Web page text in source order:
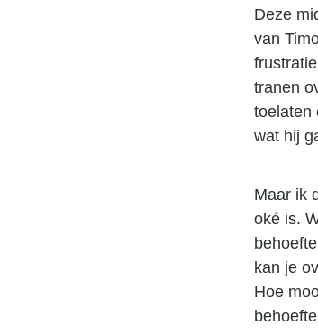
Deze
van
tranen
toelaten
wat hij
Maar ik
oké is.
kan je
Hoe